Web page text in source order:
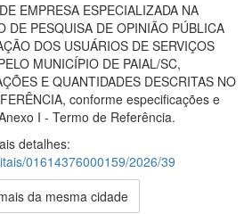
EMPRESA ESPECIALIZADA NA
DE PESQUISA DE OPINIÃO PÚBLICA
DOS USUÁRIOS DE SERVIÇOS
MUNICÍPIO DE PAIAL/SC,
E QUANTIDADES DESCRITAS NO
conforme especificações e
I - Termo de Referência.
detalhes:
01614376000159/2026/39
da mesma cidade